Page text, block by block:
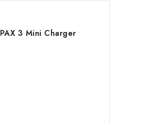
PAX 3 Mini Charger